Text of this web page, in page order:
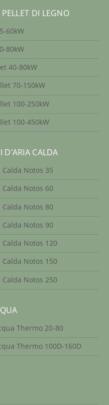
DI LEGNO
60kW
80kW
40-80kW
70-150kW
100-250kW
100-450kW
D’ARIA CALDA
Notos 35
Notos 60
Notos 80
Notos 90
Notos 120
Notos 150
Notos 250
Thermo 20-80
Thermo 100D-160D